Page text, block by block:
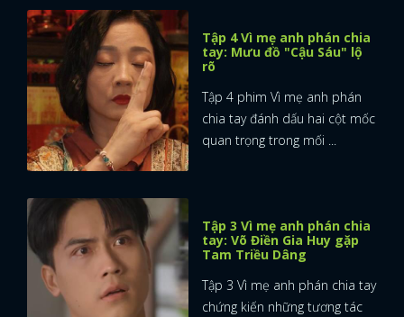
Tập 4 Vì mẹ anh phán chia
tay: Mưu đồ "Cậu Sáu" lộ
rõ
Tập 4 phim Vì mẹ anh phán
chia tay đánh dấu hai cột mốc
quan trọng trong mối ...
Tập 3 Vì mẹ anh phán chia
tay: Võ Điền Gia Huy gặp
Tam Triều Dâng
Tập 3 Vì mẹ anh phán chia tay
chứng kiến những tương tác